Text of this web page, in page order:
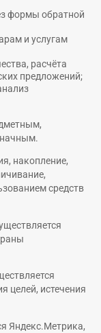
формы обратной
и услугам
расчёта
предложений;
накопление,
средств
целей, истечения
Яндекс.Метрика,